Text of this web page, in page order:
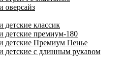
оверсайз
детские классик
детские премиум-180
детские Премиум Пенье
детские с длинным рукавом